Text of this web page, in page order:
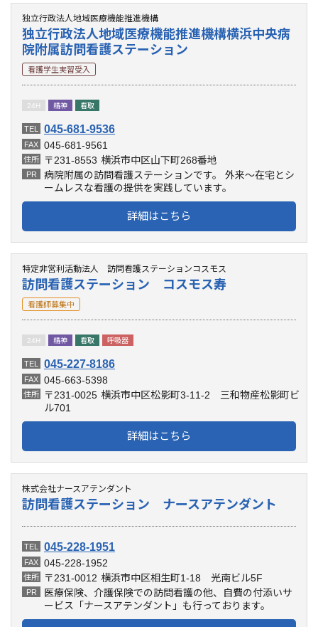
独立行政法人地域医療機能推進機構
独立行政法人地域医療機能推進機構横浜中央病
院附属訪問看護ステーション
看護学生実習受入
24H 精神 看取
TEL 045-681-9536
FAX 045-681-9561
住所 〒231-8553 横浜市中区山下町268番地
PR
病院附属の訪問看護ステーションです。 外来～在宅とシ
ームレスな看護の提供を実践しています。
詳細はこちら
特定非営利活動法人 訪問看護ステーションコスモス
訪問看護ステーション コスモス寿
看護師募集中
24H 精神 看取 呼吸器
TEL 045-227-8186
FAX 045-663-5398
住所 〒231-0025 横浜市中区松影町3-11-2 三和物産松影町ビ
ル701
詳細はこちら
株式会社ナースアテンダント
訪問看護ステーション ナースアテンダント
TEL 045-228-1951
FAX 045-228-1952
住所 〒231-0012 横浜市中区相生町1-18 光南ビル5F
PR
医療保険、介護保険での訪問看護の他、自費の付添いサ
ービス「ナースアテンダント」も行っております。